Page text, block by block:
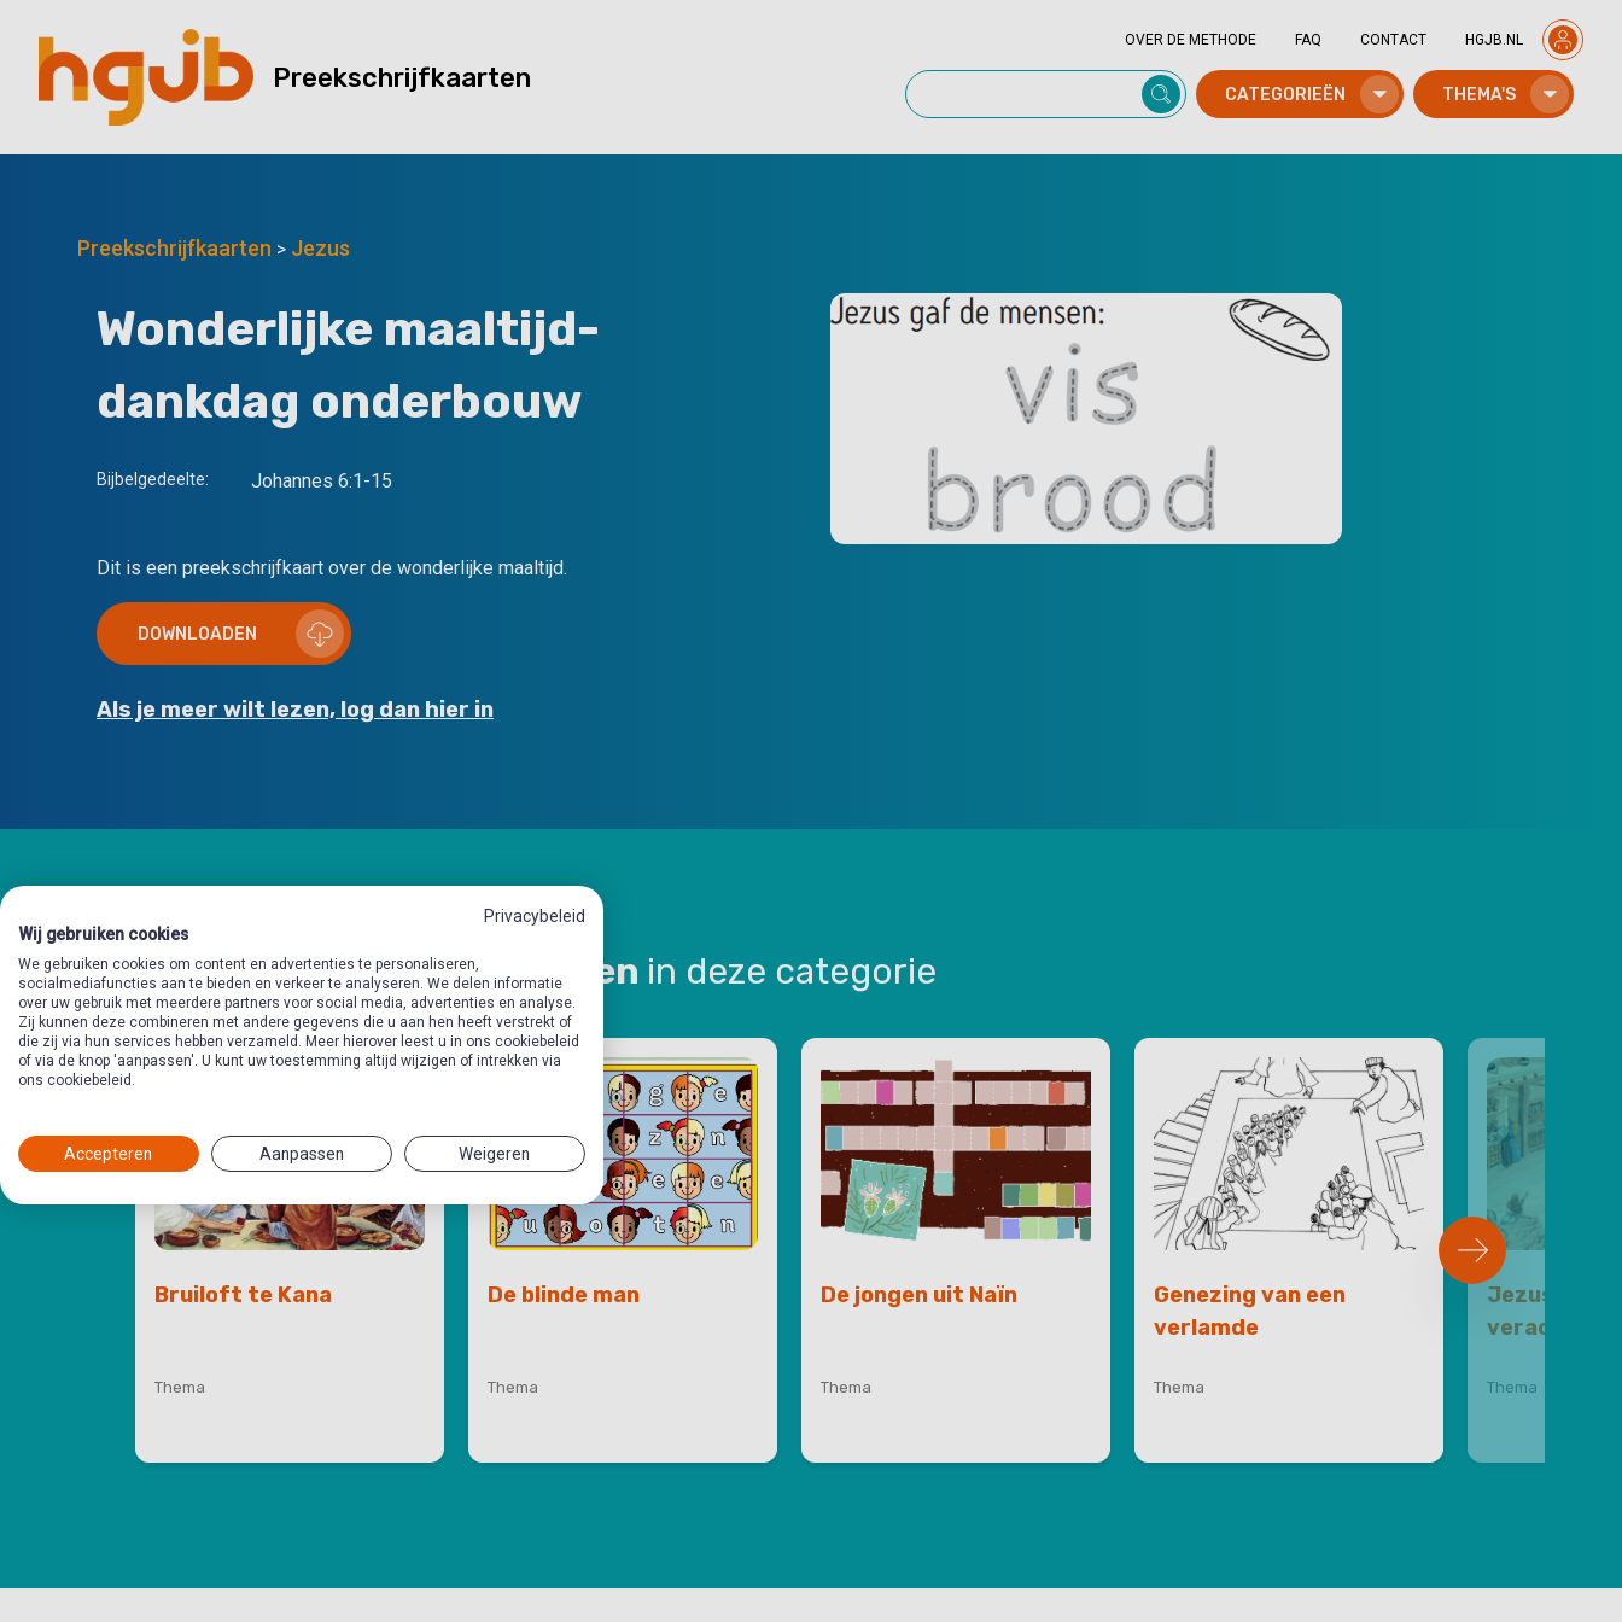
Preekschrijfkaarten
OVER DE METHODE FAQ CONTACT HGJB.NL
CATEGORIEËN THEMA'S
Preekschrijfkaarten > Jezus
Wonderlijke maaltijd-
dankdag onderbouw
Bijbelgedeelte: Johannes 6:1-15
Dit is een preekschrijfkaart over de wonderlijke maaltijd.
DOWNLOADEN
Als je meer wilt lezen, log dan hier in
Andere preekschrijfkaarten in deze categorie
Bruiloft te Kana
Thema
De blinde man
Thema
De jongen uit Naïn
Thema
Genezing van een
verlamde
Thema
Jezus in
veracht
Thema
Privacybeleid
Wij gebruiken cookies
We gebruiken cookies om content en advertenties te personaliseren,
socialmediafuncties aan te bieden en verkeer te analyseren. We delen informatie
over uw gebruik met meerdere partners voor social media, advertenties en analyse.
Zij kunnen deze combineren met andere gegevens die u aan hen heeft verstrekt of
die zij via hun services hebben verzameld. Meer hierover leest u in ons cookiebeleid
of via de knop 'aanpassen'. U kunt uw toestemming altijd wijzigen of intrekken via
ons cookiebeleid.
Accepteren Aanpassen Weigeren